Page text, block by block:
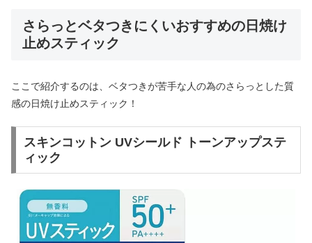
さらっとベタつきにくいおすすめの日焼け
止めスティック
ここで紹介するのは、ベタつきが苦手な人の為のさらっとした質
感の日焼け止めスティック！
スキンコットン UVシールド トーンアップステ
ィック